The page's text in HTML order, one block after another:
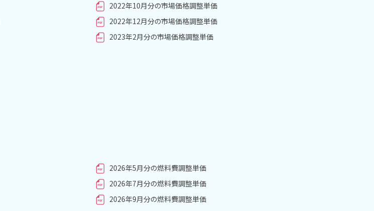
2022年10月分の市場価格調整単価
2022年12月分の市場価格調整単価
2023年2月分の市場価格調整単価
2026年5月分の燃料費調整単価
2026年7月分の燃料費調整単価
2026年9月分の燃料費調整単価